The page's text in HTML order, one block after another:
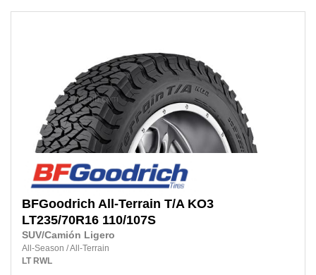
BFGoodrich All-Terrain T/A KO3
LT235/70R16 110/107S
SUV/Camión Ligero
All-Season /All-Terrain
LT RWL